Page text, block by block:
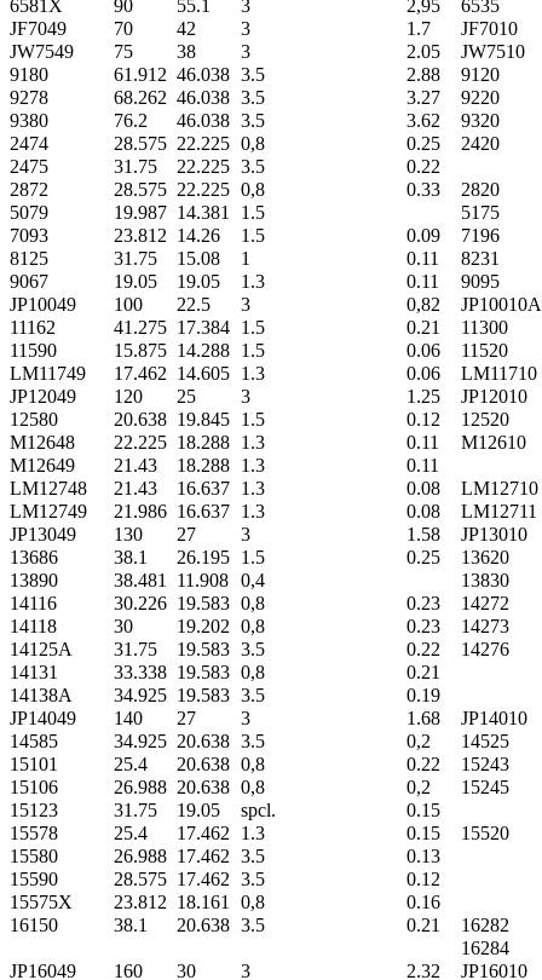
6581X
90 55.1 3 2,95
6535
JF7049
70 42 3 1.7
JF7010
JW7549
75 38 3 2.05
JW7510
9180
61.912 46.038 3.5 2.88
9120
9278
68.262 46.038 3.5 3.27
9220
9380
76.2 46.038 3.5 3.62
9320
2474
28.575 22.225 0,8 0.25
2420
2475
31.75 22.225 3.5
0.22
2872
28.575 22.225 0,8 0.33
2820
5079
19.987 14.381 1.5
5175
7093
23.812 14.26 1.5 0.09
7196
8125
31.75 15.08 1 0.11
8231
9067
19.05 19.05 1.3 0.11
9095
JP10049
100 22.5 3 0,82
JP10010A
11162
41.275 17.384 1.5 0.21
11300
11590
15.875 14.288 1.5 0.06
11520
LM11749
17.462 14.605 1.3 0.06
LM11710
JP12049
120 25 3 1.25
JP12010
12580
20.638 19.845 1.5 0.12
12520
M12648
22.225 18.288 1.3 0.11
M12610
M12649
21.43 18.288 1.3
0.11
LM12748
21.43 16.637 1.3 0.08
LM12710
LM12749
21.986 16.637 1.3 0.08
LM12711
JP13049
130 27 3 1.58
JP13010
13686
38.1 26.195 1.5 0.25
13620
13890
38.481 11.908 0,4
13830
14116
30.226 19.583 0,8 0.23
14272
14118
30 19.202 0,8 0.23
14273
14125A
31.75 19.583 3.5 0.22
14276
14131
33.338 19.583 0,8
0.21
14138A
34.925 19.583 3.5
0.19
JP14049
140 27 3 1.68
JP14010
14585
34.925 20.638 3.5 0,2
14525
15101
25.4 20.638 0,8 0.22
15243
15106
26.988 20.638 0,8 0,2
15245
15123
31.75 19.05 spcl.
0.15
15578
25.4 17.462 1.3 0.15
15520
15580
26.988 17.462 3.5
0.13
15590
28.575 17.462 3.5
0.12
15575X
23.812 18.161 0,8
0.16
16150
38.1 20.638 3.5 0.21
16282
16284
JP16049
160 30 3 2.32
JP16010